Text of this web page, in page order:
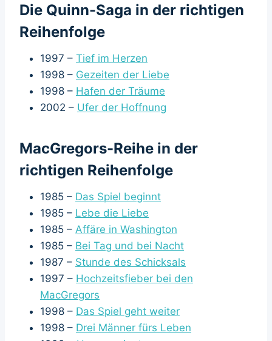
Die Quinn-Saga in der richtigen
Reihenfolge
1997 – Tief im Herzen
1998 – Gezeiten der Liebe
1998 – Hafen der Träume
2002 – Ufer der Hoffnung
MacGregors-Reihe in der
richtigen Reihenfolge
1985 – Das Spiel beginnt
1985 – Lebe die Liebe
1985 – Affäre in Washington
1985 – Bei Tag und bei Nacht
1987 – Stunde des Schicksals
1997 – Hochzeitsfieber bei den
MacGregors
1998 – Das Spiel geht weiter
1998 – Drei Männer fürs Leben